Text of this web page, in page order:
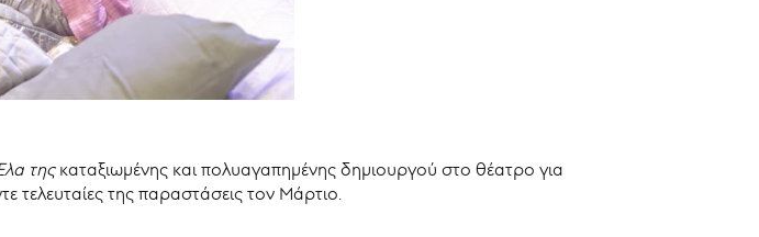
της καταξιωμένης και πολυαγαπημένης δημιουργού στο θέατρο για
τελευταίες της παραστάσεις τον Μάρτιο.